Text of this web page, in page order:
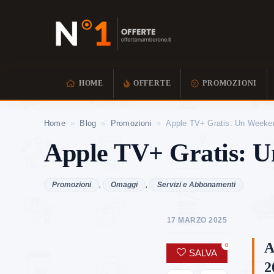
HOME OFFERTE PROMOZIONI
Home » Blog » Promozioni » Apple TV+ Gratis: Un
Apple TV+ Gratis:
Promozioni , Omaggi , Servizi e Abbonamenti
17 MARZO 2025
SALVA
0